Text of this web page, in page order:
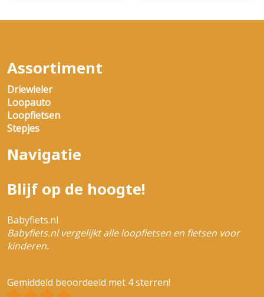
Assortiment
Driewieler
Loopauto
Loopfietsen
Stepjes
Navigatie
Blijf op de hoogte!
Babyfiets.nl
Babyfiets.nl vergelijkt alle loopfietsen en fietsen voor
kinderen.
Gemiddeld beoordeeld met 4 sterren!